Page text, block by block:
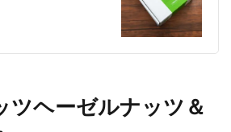
ツヘーゼルナッツ＆